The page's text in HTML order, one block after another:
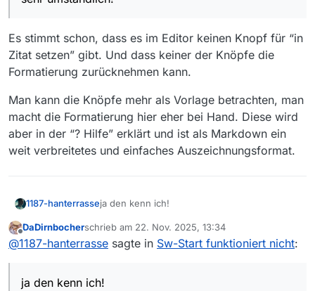
Es stimmt schon, dass es im Editor keinen Knopf für “in
Zitat setzen” gibt. Und dass keiner der Knöpfe die
Formatierung zurücknehmen kann.
Man kann die Knöpfe mehr als Vorlage betrachten, man
macht die Formatierung hier eher bei Hand. Diese wird
aber in der “? Hilfe” erklärt und ist als Markdown ein
weit verbreitetes und einfaches Auszeichnungsformat.
1187-hanterrasseja den kenn ich!
Und wenn man den button eimmal gedrückt
hat, kommt man irgendswie nicht mehr
Computerbase oder Dr. Windows ist das viel
Offline
DaDirnbocherschrieb am 22. Nov. 2025, 13:34
zuletzt editiert von
@1187-hanterrasse sagte in Sw-Start funktioniert nicht:
ja den kenn ich!